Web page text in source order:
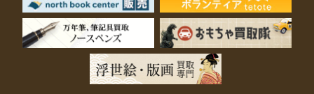
語学検定・通訳
語学辞典・辞典
法律・ビジネス・事務資格関連
運輸・船舶・通信
食品・衛生・福祉